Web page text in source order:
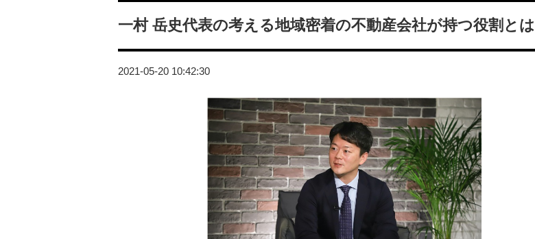
一村 岳史代表の考える地域密着の不動産会社が持つ役割とは
2021-05-20 10:42:30